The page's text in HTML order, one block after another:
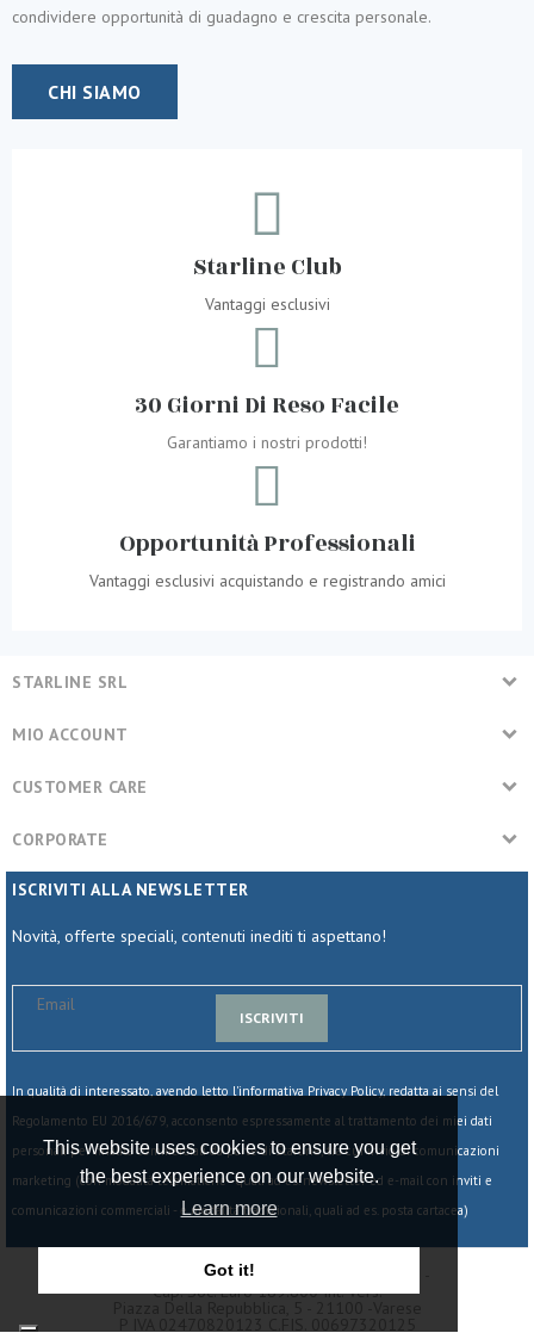
This website uses cookies to ensure you get
the best experience on our website.
Learn more
Got it!
condividere opportunità di guadagno e crescita personale.
CHI SIAMO
Starline Club
Vantaggi esclusivi
30 Giorni Di Reso Facile
Garantiamo i nostri prodotti!
Opportunità Professionali
Vantaggi esclusivi acquistando e registrando amici
STARLINE SRL
MIO ACCOUNT
CUSTOMER CARE
CORPORATE
ISCRIVITI ALLA NEWSLETTER
Novità, offerte speciali, contenuti inediti ti aspettano!
ISCRIVITI
In qualità di interessato, avendo letto l'informativa Privacy Policy, redatta ai sensi del
Regolamento EU 2016/679, acconsento espressamente al trattamento dei miei dati
personali per finalità commerciali da parte di Starline, tra cui invio di comunicazioni
marketing (con modalità telematiche - quali ad es. newsletter ed e-mail con inviti e
comunicazioni commerciali - e modalità tradizionali, quali ad es. posta cartacea)
© 2025 - Starline Srl - Società Unipersonale -
Cap. Soc. Euro 189.800 Int. Vers.